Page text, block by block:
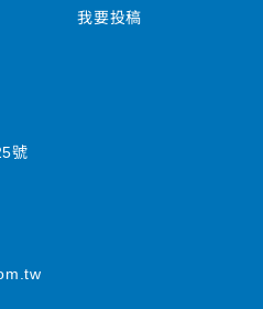
我要投稿
號